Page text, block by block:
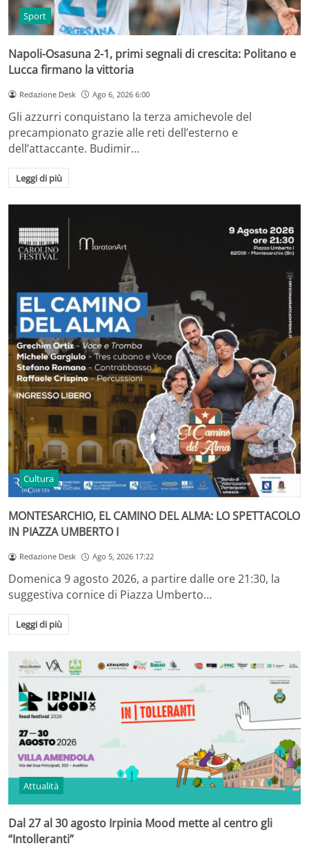
Sport
Napoli-Osasuna 2-1, primi segnali di crescita: Politano e
Lucca firmano la vittoria
Redazione Desk Ago 6, 2026 6:00
Gli azzurri conquistano la terza amichevole del
precampionato grazie alle reti dell’esterno e
dell’attaccante. Budimir…
Leggi di più
Cultura
MONTESARCHIO, EL CAMINO DEL ALMA: LO SPETTACOLO
IN PIAZZA UMBERTO I
Redazione Desk Ago 5, 2026 17:22
Domenica 9 agosto 2026, a partire dalle ore 21:30, la
suggestiva cornice di Piazza Umberto…
Leggi di più
Attualità
Dal 27 al 30 agosto Irpinia Mood mette al centro gli
“Intolleranti”